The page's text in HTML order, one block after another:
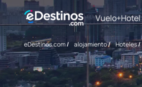
Vuelo+Hotel
eDestinos.com/ alojamiento/ Hoteles/